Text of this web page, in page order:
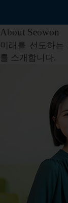
About Seowon
미래를 선도하는
를 소개합니다.